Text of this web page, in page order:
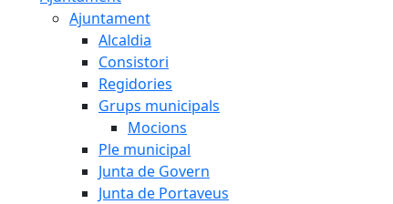
Ajuntament
Alcaldia
Consistori
Regidories
Grups municipals
Mocions
Ple municipal
Junta de Govern
Junta de Portaveus